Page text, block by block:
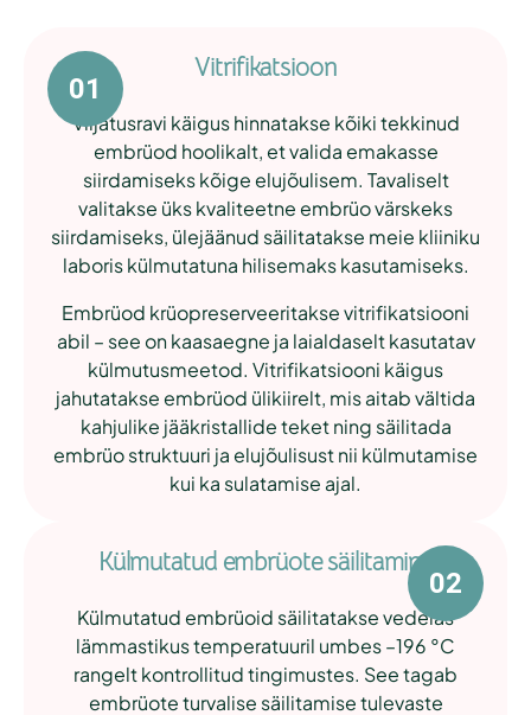
Vitrifikatsioon
Viljatusravi käigus hinnatakse kõiki tekkinud
embrüod hoolikalt, et valida emakasse
siirdamiseks kõige elujõulisem. Tavaliselt
valitakse üks kvaliteetne embrüo värskeks
siirdamiseks, ülejäänud säilitatakse meie kliiniku
laboris külmutatuna hilisemaks kasutamiseks.
Embrüod krüopreserveeritakse vitrifikatsiooni
abil – see on kaasaegne ja laialdaselt kasutatav
külmutusmeetod. Vitrifikatsiooni käigus
jahutatakse embrüod ülikiirelt, mis aitab vältida
kahjulike jääkristallide teket ning säilitada
embrüo struktuuri ja elujõulisust nii külmutamise
kui ka sulatamise ajal.
Külmutatud embrüote säilitamine
Külmutatud embrüoid säilitatakse vedelas
lämmastikus temperatuuril umbes –196 °C
rangelt kontrollitud tingimustes. See tagab
embrüote turvalise säilitamise tulevaste